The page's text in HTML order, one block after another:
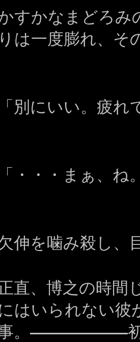
すかなまどろみ
りは一度膨れ、そ
「別にいい。疲
「・・・まぁ、ね
伸を噛み殺し、
直、博之の時間
はいられない彼
。